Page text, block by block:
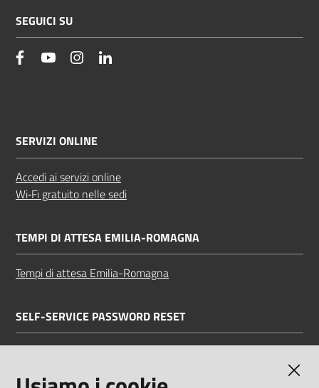
SEGUICI SU
facebookYouTube Instagram
SERVIZI ONLINE
Accedi ai servizi online
Wi‑Fi gratuito nelle sedi
TEMPI DI ATTESA EMILIA-ROMAGNA
Tempi di attesa Emilia-Romagna
SELF-SERVICE PASSWORD RESET